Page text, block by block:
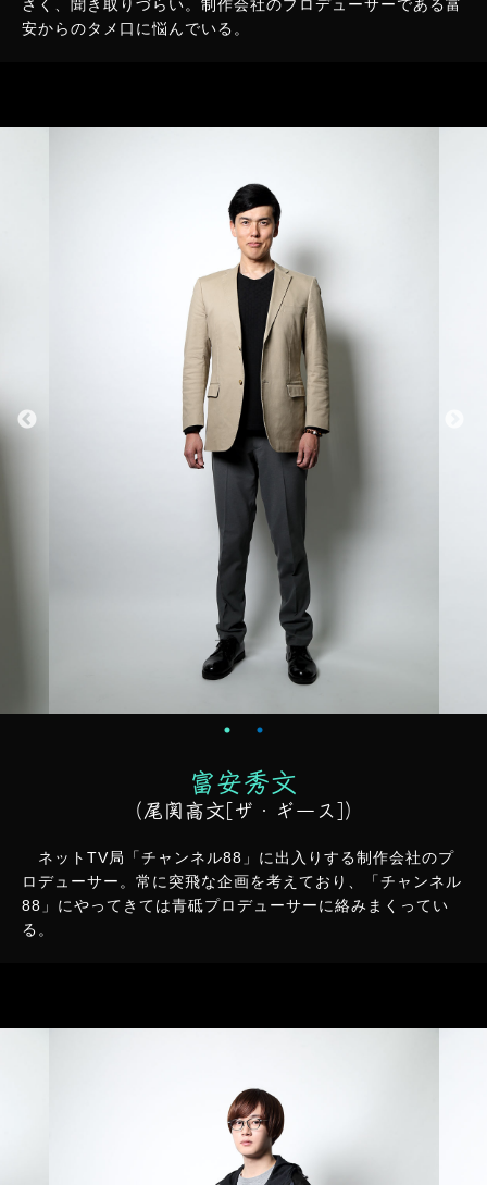
さく、聞き取りづらい。制作会社のプロデューサーである富
安からのタメ口に悩んでいる。
富安秀文
（尾関高文[ザ・ギース]）
ネットTV局「チャンネル88」に出入りする制作会社のプ
ロデューサー。常に突飛な企画を考えており、「チャンネル
88」にやってきては青砥プロデューサーに絡みまくってい
る。